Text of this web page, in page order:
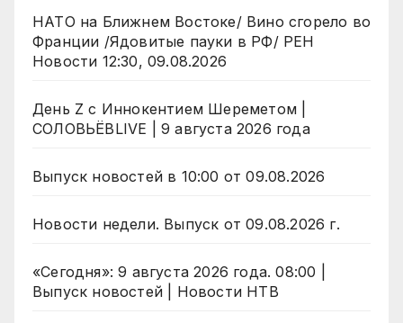
НАТО на Ближнем Востоке/ Вино сгорело во
Франции /Ядовитые пауки в РФ/ РЕН
Новости 12:30, 09.08.2026
День Z с Иннокентием Шереметом |
СОЛОВЬЁВLIVE | 9 августа 2026 года
Выпуск новостей в 10:00 от 09.08.2026
Новости недели. Выпуск от 09.08.2026 г.
«Сегодня»: 9 августа 2026 года. 08:00 |
Выпуск новостей | Новости НТВ